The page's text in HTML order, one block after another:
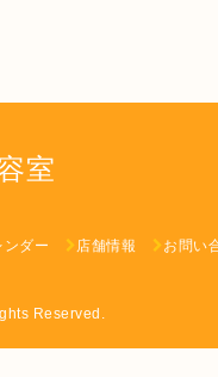
室
ンダー 店舗情報 お問い
Reserved.